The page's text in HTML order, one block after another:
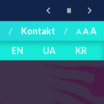
/ Kontakt / AAA
EN UA KR